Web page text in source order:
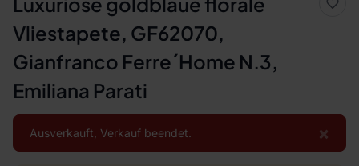
Vliestapete, GF62070,
Gianfranco Ferre´Home N.3,
Emiliana Parati
×
Ausverkauft, Verkauf beendet.